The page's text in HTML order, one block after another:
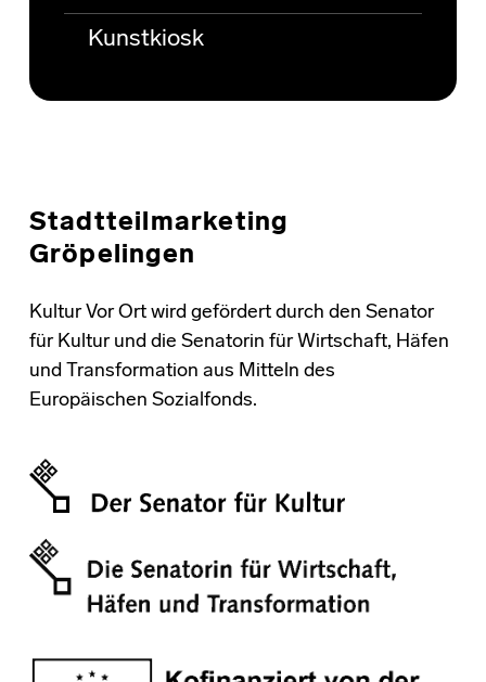
Kunstkiosk
Stadtteilmarketing
Gröpelingen
Kultur Vor Ort wird gefördert durch den Senator
für Kultur und die Senatorin für Wirtschaft, Häfen
und Transformation aus Mitteln des
Europäischen Sozialfonds.